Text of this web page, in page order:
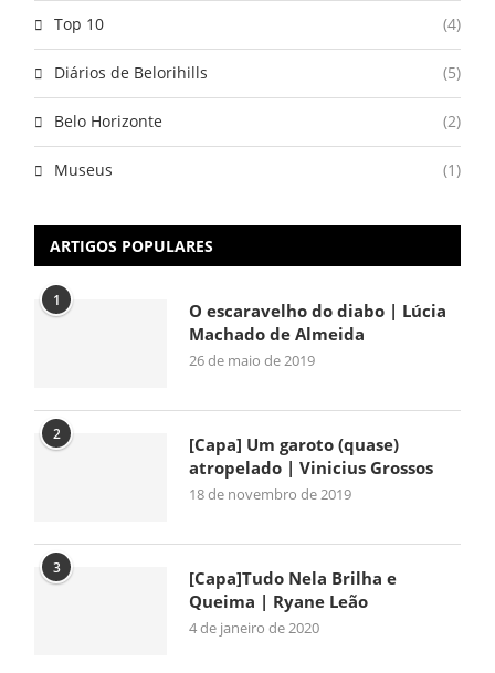
Top 10 (4)
Diários de Belorihills (5)
Belo Horizonte (2)
Museus (1)
ARTIGOS POPULARES
1
O escaravelho do diabo | Lúcia
Machado de Almeida
26 de maio de 2019
2
[Capa] Um garoto (quase)
atropelado | Vinicius Grossos
18 de novembro de 2019
3
[Capa]Tudo Nela Brilha e
Queima | Ryane Leão
4 de janeiro de 2020